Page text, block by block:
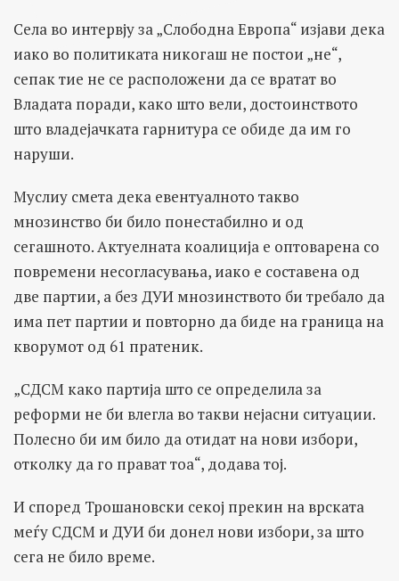
Села во интервју за „Слободна Европа“ изјави дека
иако во политиката никогаш не постои „не“,
сепак тие не се расположени да се вратат во
Владата поради, како што вели, достоинството
што владејачката гарнитура се обиде да им го
наруши.
Муслиу смета дека евентуалното такво
мнозинство би било понестабилно и од
сегашното. Актуелната коалиција е оптоварена со
повремени несогласувања, иако е составена од
две партии, а без ДУИ мнозинството би требало да
има пет партии и повторно да биде на граница на
кворумот од 61 пратеник.
„СДСМ како партија што се определила за
реформи не би влегла во такви нејасни ситуации.
Полесно би им било да отидат на нови избори,
отколку да го прават тоа“, додава тој.
И според Трошановски секој прекин на врската
меѓу СДСМ и ДУИ би донел нови избори, за што
сега не било време.